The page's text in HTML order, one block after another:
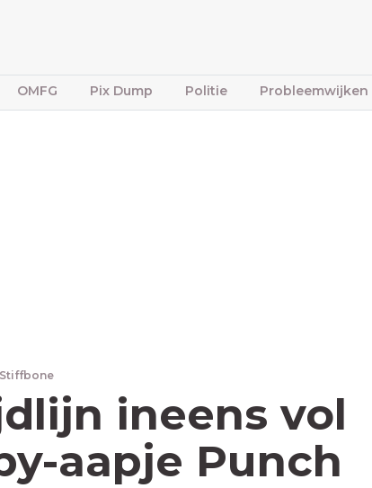
OMFG Pix Dump Politie Probleemwijken
ineens vol
aapje Punch